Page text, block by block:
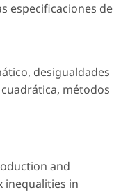
especificaciones de
desigualdades
métodos
and
inequalities in